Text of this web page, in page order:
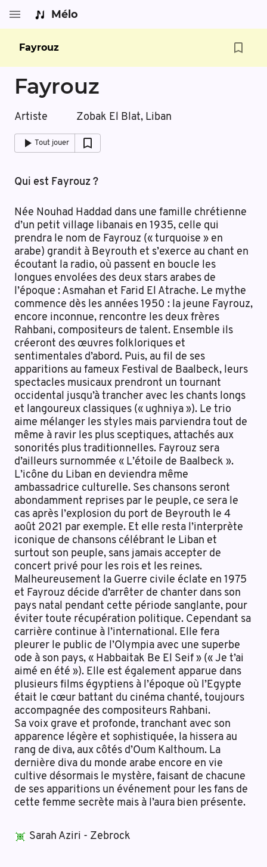
Mélo
Fayrouz
Fayrouz
Artiste Zobak El Blat, Liban
Tout jouer
Qui est Fayrouz ?
Née Nouhad Haddad dans une famille chrétienne
d’un petit village libanais en 1935, celle qui
prendra le nom de Fayrouz (« turquoise » en
arabe) grandit à Beyrouth et s’exerce au chant en
écoutant la radio, où passent en boucle les
longues envolées des deux stars arabes de
l’époque : Asmahan et Farid El Atrache. Le mythe
commence dès les années 1950 : la jeune Fayrouz,
encore inconnue, rencontre les deux frères
Rahbani, compositeurs de talent. Ensemble ils
créeront des œuvres folkloriques et
sentimentales d’abord. Puis, au fil de ses
apparitions au fameux Festival de Baalbeck, leurs
spectacles musicaux prendront un tournant
occidental jusqu’à trancher avec les chants longs
et langoureux classiques (« ughniya »). Le trio
aime mélanger les styles mais parviendra tout de
même à ravir les plus sceptiques, attachés aux
sonorités plus traditionnelles. Fayrouz sera
d’ailleurs surnommée « L’étoile de Baalbeck ».
L’icône du Liban en deviendra même
ambassadrice culturelle. Ses chansons seront
abondamment reprises par le peuple, ce sera le
cas après l’explosion du port de Beyrouth le 4
août 2021 par exemple. Et elle resta l’interprète
iconique de chansons célébrant le Liban et
surtout son peuple, sans jamais accepter de
concert privé pour les rois et les reines.
Malheureusement la Guerre civile éclate en 1975
et Fayrouz décide d’arrêter de chanter dans son
pays natal pendant cette période sanglante, pour
éviter toute récupération politique. Cependant sa
carrière continue à l’international. Elle fera
pleurer le public de l’Olympia avec une superbe
ode à son pays, « Habbaitak Be El Seif » (« Je t’ai
aimé en été »). Elle est également apparue dans
plusieurs films égyptiens à l’époque où l’Egypte
était le cœur battant du cinéma chanté, toujours
accompagnée des compositeurs Rahbani.
Sa voix grave et profonde, tranchant avec son
apparence légère et sophistiquée, la hissera au
rang de diva, aux côtés d’Oum Kalthoum. La
dernière diva du monde arabe encore en vie
cultive désormais le mystère, faisant de chacune
de ses apparitions un événement pour les fans de
cette femme secrète mais à l’aura bien présente.
Sarah Aziri - Zebrock